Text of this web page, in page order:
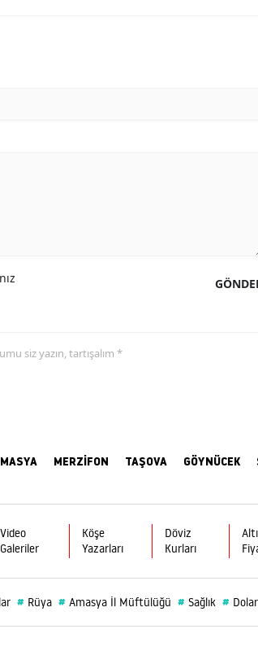
siz yazın, tartışalım *
MERZİFON TAŞOVA GÖYNÜCEK
Video
Galeriler
Köşe
Yazarları
Döviz
Kurları
# Rüya # Amasya İl Müftülüğü # Sağlık # Dolar